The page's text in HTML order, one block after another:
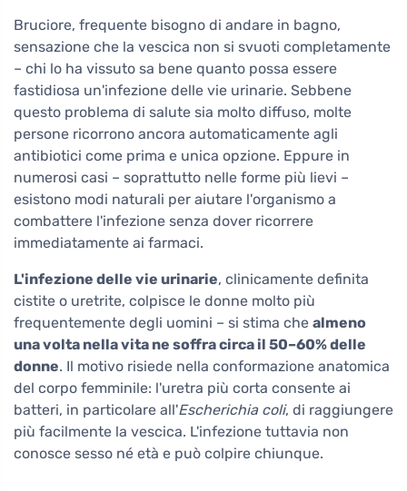
Bruciore, frequente bisogno di andare in bagno,
sensazione che la vescica non si svuoti completamente
– chi lo ha vissuto sa bene quanto possa essere
fastidiosa un'infezione delle vie urinarie. Sebbene
questo problema di salute sia molto diffuso, molte
persone ricorrono ancora automaticamente agli
antibiotici come prima e unica opzione. Eppure in
numerosi casi – soprattutto nelle forme più lievi –
esistono modi naturali per aiutare l'organismo a
combattere l'infezione senza dover ricorrere
immediatamente ai farmaci.
L'infezione delle vie urinarie, clinicamente definita
cistite o uretrite, colpisce le donne molto più
frequentemente degli uomini – si stima che almeno
una volta nella vita ne soffra circa il 50–60% delle
donne. Il motivo risiede nella conformazione anatomica
del corpo femminile: l'uretra più corta consente ai
batteri, in particolare all'Escherichia coli, di raggiungere
più facilmente la vescica. L'infezione tuttavia non
conosce sesso né età e può colpire chiunque.